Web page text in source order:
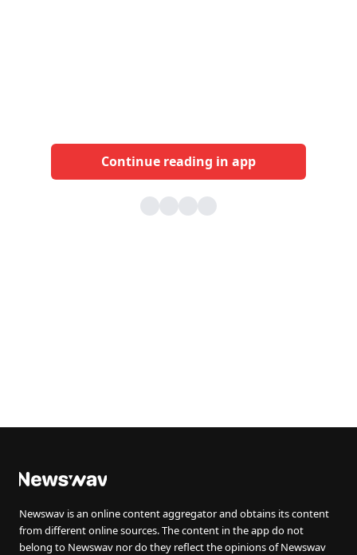
Continue reading in app
Newswav is an online content aggregator and obtains its content
from different online sources. The content in the app do not
belong to Newswav nor do they reflect the opinions of Newswav